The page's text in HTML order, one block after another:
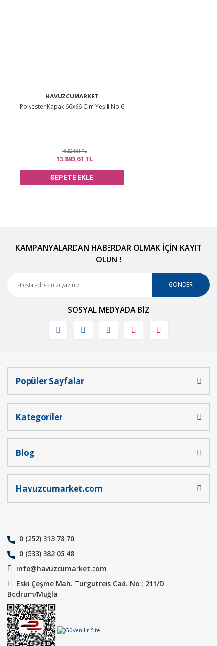
HAVUZCUMARKET
Polyester Kapak 66x66 Çim Yeşili No:6
18.524,81 TL
13.893,61 TL
SEPETE EKLE
KAMPANYALARDAN HABERDAR OLMAK İÇİN KAYIT
OLUN !
GÖNDER
SOSYAL MEDYADA BİZ
Popüler Sayfalar
Kategoriler
Blog
Havuzcumarket.com
0 (252) 313 78 70
0 (533) 382 05 48
info@havuzcumarket.com
Eski Çeşme Mah. Turgutreis Cad. No : 211/D
Bodrum/Muğla